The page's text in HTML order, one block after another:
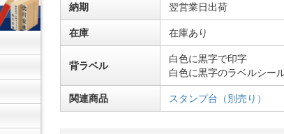
納期 翌営業日出荷
在庫 在庫あり
背ラベル
白色に黒字で印字
白色に黒字のラベルシー
関連商品 スタンプ台（別売り）